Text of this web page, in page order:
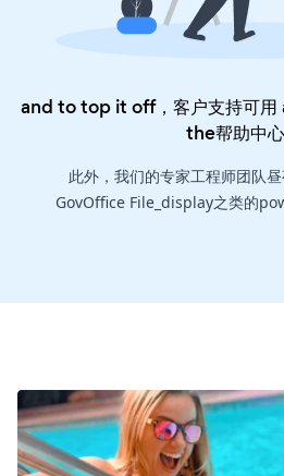
and to top it off，客户支持可
the帮助中心
此外，我们的专家工程师团队
GovOffice File_display之类的